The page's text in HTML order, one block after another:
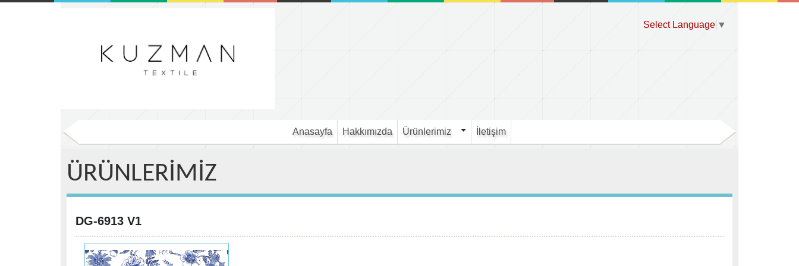
Select Language ▼
Anasayfa Hakkımızda Ürünlerimiz İletişim
ÜRÜNLERİMİZ
DG-6913 V1